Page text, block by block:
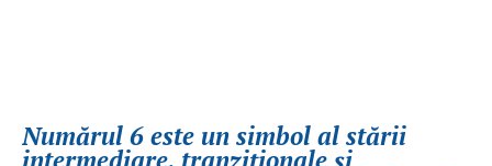
Numărul 6 este un simbol al stării